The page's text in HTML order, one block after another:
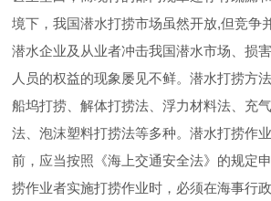
境下，我国潜水打捞市场虽然开放,但竞争
潜水企业及从业者冲击我国潜水市场、损
人员的权益的现象屡见不鲜。潜水打捞方
船坞打捞、解体打捞法、浮力材料法、充
法、泡沫塑料打捞法等多种。潜水打捞作
前，应当按照《海上交通安全法》的规定
捞作业者实施打捞作业时，必须在海事行